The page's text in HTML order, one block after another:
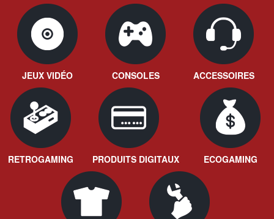
JEUX VIDÉO CONSOLES ACCESSOIRES
RETROGAMING PRODUITS DIGITAUX ECOGAMING